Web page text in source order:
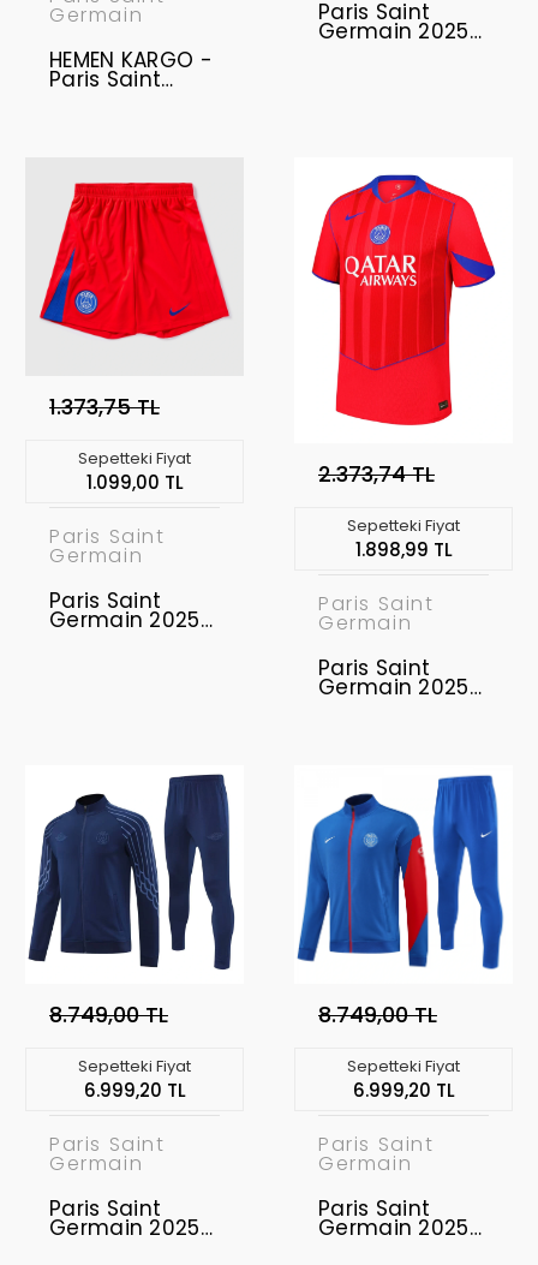
Germain
HEMEN KARGO -
Paris Saint
Paris Saint
Germain 2025-
1.373,75 TL
Sepetteki Fiyat
1.099,00 TL
Paris Saint
Germain
Paris Saint
Germain 2025-
2.373,74 TL
Sepetteki Fiyat
1.898,99 TL
Paris Saint
Germain
Paris Saint
Germain 2025-
8.749,00 TL
Sepetteki Fiyat
6.999,20 TL
Paris Saint
Germain
Paris Saint
Germain 2025-
8.749,00 TL
Sepetteki Fiyat
6.999,20 TL
Paris Saint
Germain
Paris Saint
Germain 2025-